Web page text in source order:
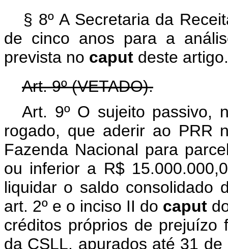
§ 8º A Secretaria da
de cinco anos para a
prevista no caput deste artigo.
Art. 9º (VETADO).
Art. 9º O sujeito passivo,
rogado, que aderir ao PRR
Fazenda Nacional para
ou inferior a R$
liquidar o saldo
art. 2º e o inciso II do caput
créditos próprios de
da CSLL, apurados até 31